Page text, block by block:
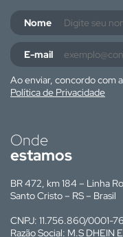
Nome
E-mail
Ao enviar, concordo com a
Política de Privacidade
Onde
estamos
BR 472, km 184 – Linha
Santo Cristo – RS – Brasil
CNPJ: 11.756.860/0001-76
Razão Social: M.S DHEIN